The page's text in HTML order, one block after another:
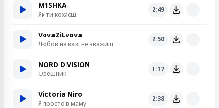
M1SHKA
Як ти кохаєш
2:49
VovaZiLvova
Любов на вазі не зважиш
2:50
NORD DIVISION
Орешник
1:17
Victoria Niro
Я просто в маму
2:38